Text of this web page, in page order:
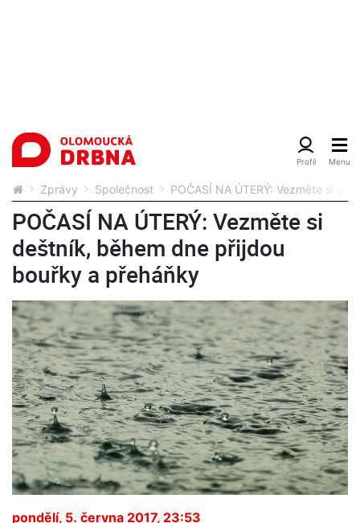
Zprávy Společnost POČASÍ NA ÚTERÝ: Vezměte si
POČASÍ NA ÚTERÝ: Vezměte si
deštník, během dne přijdou
bouřky a přeháňky
pondělí, 5. června 2017, 23:53